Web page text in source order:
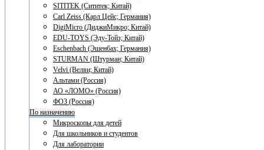
SITITEK (Сититек; Китай)
Carl Zeiss (Карл Цейс; Германия)
DigiMicro (ДиджиМикро; Китай)
EDU-TOYS (Эду-Тойз; Китай)
Eschenbach (Эшенбах; Германия)
STURMAN (Штурман; Китай)
Velvi (Велви; Китай)
Альтами (Россия)
АО «ЛОМО» (Россия)
ФОЗ (Россия)
По назначению
Микроскопы для детей
Для школьников и студентов
Для лаборатории